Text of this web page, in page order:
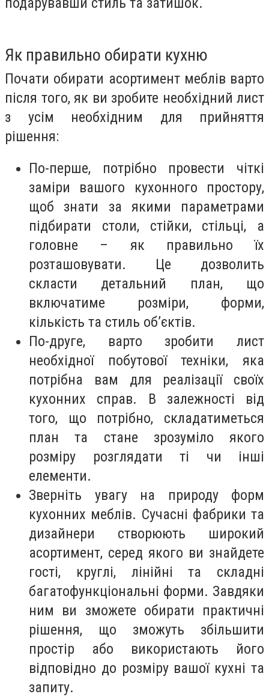
Як правильно обирати кухню
Почати обирати асортимент меблів варто
після того, як ви зробите необхідний лист
з усім необхідним для прийняття
рішення:
По-перше, потрібно провести чіткі
заміри вашого кухонного простору,
щоб знати за якими параметрами
підбирати столи, стійки, стільці, а
головне – як правильно їх
розташовувати. Це дозволить
скласти детальний план, що
включатиме розміри, форми,
кількість та стиль об’єктів.
По-друге, варто зробити лист
необхідної побутової техніки, яка
потрібна вам для реалізації своїх
кухонних справ. В залежності від
того, що потрібно, складатиметься
план та стане зрозуміло якого
розміру розглядати ті чи інші
елементи.
Зверніть увагу на природу форм
кухонних меблів. Сучасні фабрики та
дизайнери створюють широкий
асортимент, серед якого ви знайдете
гості, круглі, лінійні та складні
багатофункціональні форми. Завдяки
ним ви зможете обирати практичні
рішення, що зможуть збільшити
простір або використають його
відповідно до розміру вашої кухні та
запиту.